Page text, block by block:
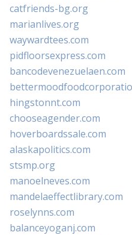
catfriends-bg.org
marianlives.org
waywardtees.com
pidfloorsexpress.com
bancodevenezuelaen.com
hingstonnt.com
chooseagender.com
hoverboardssale.com
alaskapolitics.com
stsmp.org
manoelneves.com
mandelaeffectlibrary.com
roselynns.com
balanceyoganj.com